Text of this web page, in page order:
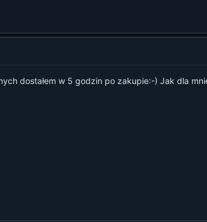
dostałem w 5 godzin po zakupie:-) Jak dla